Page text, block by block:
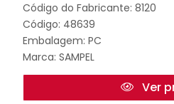
Código do Fabricante: 8120
Código: 48639
Embalagem: PC
Marca: SAMPEL
Ver